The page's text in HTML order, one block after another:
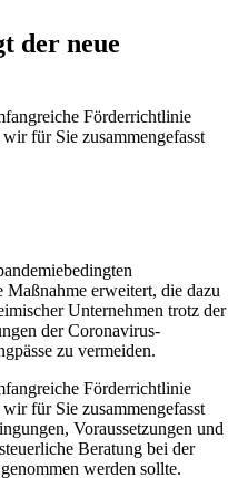
der neue
Förderrichtlinie
für Sie zusammengefasst
Maßnahme erweitert, die dazu
Unternehmen trotz der
der Coronavirus-
zu vermeiden.
Förderrichtlinie
für Sie zusammengefasst
Voraussetzungen und
Beratung bei der
werden sollte.